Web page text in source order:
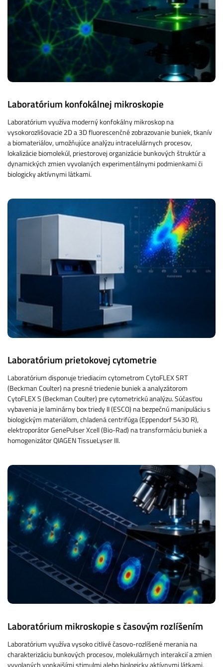
Laboratórium konfokálnej mikroskopie
Laboratórium využíva moderný konfokálny mikroskop na
vysokorozlišovacie 2D a 3D fluorescenčné zobrazovanie buniek, tkanív
a biomateriálov, umožňujúce analýzu intracelulárnych procesov,
lokalizácie biomolekúl, priestorovej organizácie bunkových štruktúr a
dynamických zmien vyvolaných experimentálnymi podmienkami či
biologicky aktívnymi látkami.
Laboratórium prietokovej cytometrie
Laboratórium disponuje triediacim cytometrom CytoFLEX SRT
(Beckman Coulter) na presné triedenie buniek a analyzátorom
CytoFLEX S (Beckman Coulter) pre cytometrickú analýzu. Súčasťou
vybavenia je laminárny box triedy II (ESCO) na bezpečnú manipuláciu s
biologickým materiálom, chladená centrifúga (Eppendorf 5430 R),
elektroporátor GenePulser Xcell (Bio-Rad) na transformáciu buniek a
homogenizátor QIAGEN TissueLyser III.
Laboratórium mikroskopie s časovým rozlíšením
Laboratórium využíva vysoko citlivé časovo-rozlíšené merania na
charakterizáciu bunkových procesov, molekulárnych interakcií a zmien
vyvolaných vonkajšími stimulmi alebo biologicky aktívnymi látkami,